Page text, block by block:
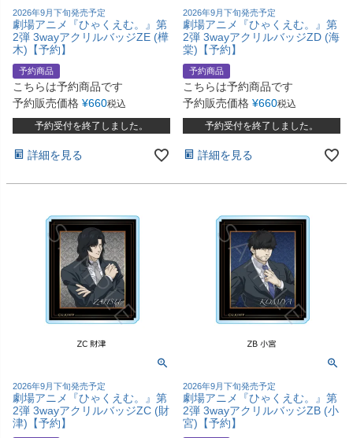
2026年9月下旬発売予定
劇場アニメ『ひゃくえむ。』第
2弾 3wayアクリルバッジZE (樺
木)【予約】
予約商品
こちらは予約商品です
予約販売価格 ¥660税込
予約受付を終了しました。
詳細を見る
2026年9月下旬発売予定
劇場アニメ『ひゃくえむ。』第
2弾 3wayアクリルバッジZD (海
棠)【予約】
予約商品
こちらは予約商品です
予約販売価格 ¥660税込
予約受付を終了しました。
詳細を見る
2026年9月下旬発売予定
劇場アニメ『ひゃくえむ。』第
2弾 3wayアクリルバッジZC (財
津)【予約】
2026年9月下旬発売予定
劇場アニメ『ひゃくえむ。』第
2弾 3wayアクリルバッジZB (小
宮)【予約】